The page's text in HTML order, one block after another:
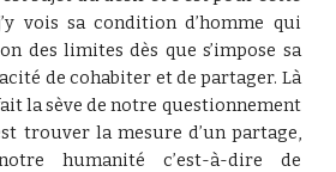
vois sa condition d’homme qui
des limites dès que s’impose sa
de cohabiter et de partager. Là
la sève de notre questionnement
trouver la mesure d’un partage,
humanité c’est-à-dire de